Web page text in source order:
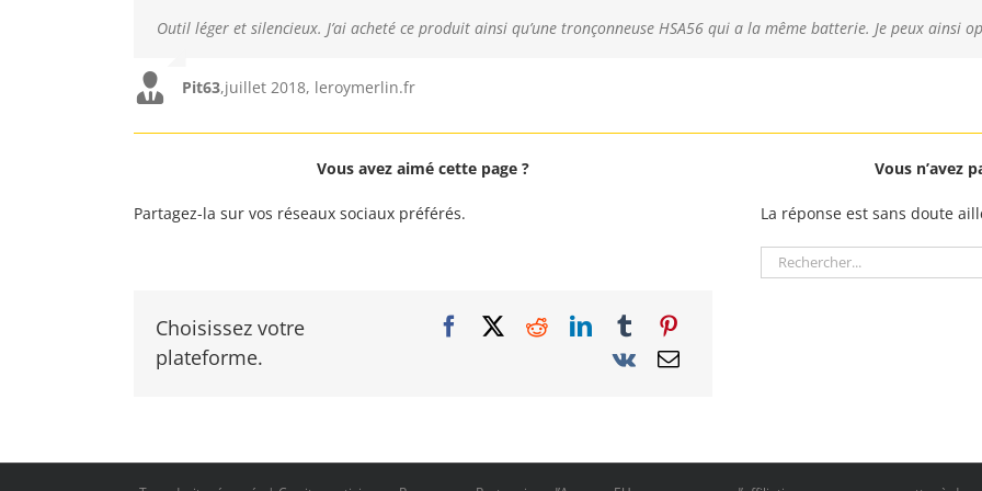
Outil léger et silencieux. J’ai acheté ce produit ainsi qu’une tronçonneuse HSA56 qui a la même batterie. Je peux ainsi
Pit63,juillet 2018, leroymerlin.fr
Je suis très satisfait de mon coupe bordures acheté il y a peu de temps. Puissant, bien équilibré et très bonne
goose51,mai 2018, leroymerlin.fr
J’ai acheté ce produit le lundi de Pâques et je suis super heureux vraiment performant et très léger par contre prix de
Falcon,avril 2018, leroymerlin.fr
Vous avez aimé cette page ?
Partagez-la sur vos réseaux sociaux préférés.
Choisissez votre
plateforme.
Vous n’avez
La réponse est sans doute
Rechercher: